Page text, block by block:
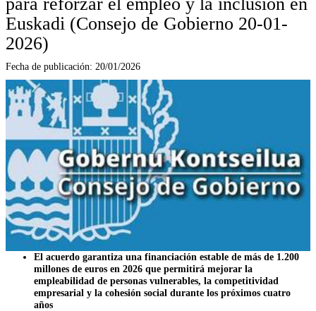
Euskadi (Consejo de Gobierno 20-01-
2026)
Fecha de publicación: 20/01/2026
El acuerdo garantiza una financiación estable de más de 1.200
millones de euros en 2026 que permitirá mejorar la
empleabilidad de personas vulnerables, la competitividad
empresarial y la cohesión social durante los próximos cuatro
años